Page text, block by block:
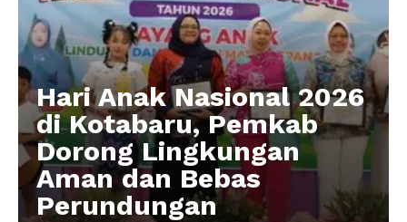
Hari Anak Nasional 2026
di Kotabaru, Pemkab
Dorong Lingkungan
Aman dan Bebas
Perundungan